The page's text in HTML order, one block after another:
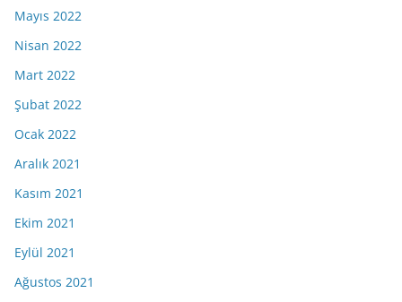
Mayıs 2022
Nisan 2022
Mart 2022
Şubat 2022
Ocak 2022
Aralık 2021
Kasım 2021
Ekim 2021
Eylül 2021
Ağustos 2021